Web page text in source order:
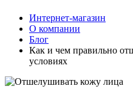
Интернет-магазин
О компании
Блог
Как и чем правильно
условиях